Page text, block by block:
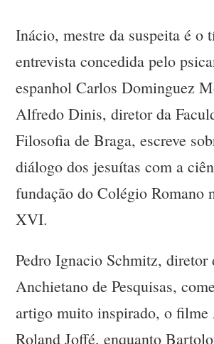
Inácio, mestre da suspeita é o
entrevista concedida pelo
espanhol Carlos Dominguez
Alfredo Dinis, diretor da
Filosofia de Braga, escreve
diálogo dos jesuítas com a
fundação do Colégio Romano
XVI.
Pedro Ignacio Schmitz,
Anchietano de Pesquisas,
artigo muito inspirado, o
Roland Joffé, enquanto